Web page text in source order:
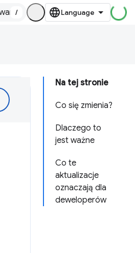
/
Na tej stronie
Co się zmienia?
Dlaczego to
jest ważne
Co te
aktualizacje
oznaczają dla
deweloperów